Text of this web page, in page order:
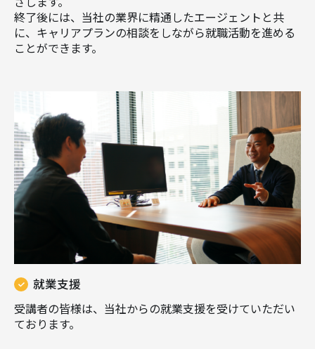
終了後には、当社の業界に精通したエージェントと共
に、キャリアプランの相談をしながら就職活動を進める
ことができます。
就業支援
受講者の皆様は、当社からの就業支援を受けていただい
ております。